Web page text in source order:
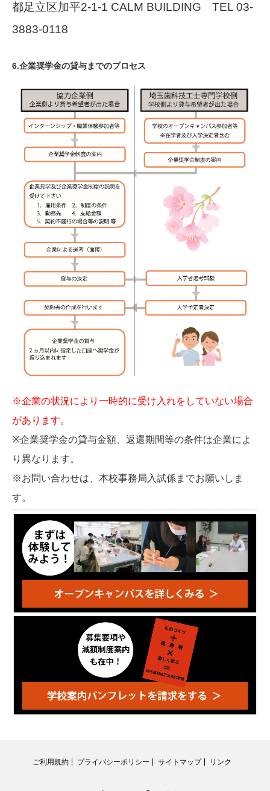
都足立区加平2-1-1 CALM BUILDING TEL 03-
3883-0118
6.企業奨学金の貸与までのプロセス
※企業の状況により一時的に受け入れをしていない場合
があります。
※企業奨学金の貸与金額、返還期間等の条件は企業によ
り異なります。
※お問い合わせは、本校事務局入試係までお願いしま
す。
ご利用規約 プライバシーポリシー サイトマップ リンク
FacebookInstagram